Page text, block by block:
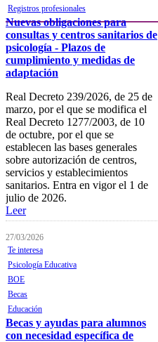
Registros profesionales
Nuevas obligaciones para
consultas y centros sanitarios de
psicología - Plazos de
cumplimiento y medidas de
adaptación
Real Decreto 239/2026, de 25 de
marzo, por el que se modifica el
Real Decreto 1277/2003, de 10
de octubre, por el que se
establecen las bases generales
sobre autorización de centros,
servicios y establecimientos
sanitarios. Entra en vigor el 1 de
julio de 2026.
Leer
27/03/2026
Te interesa
Psicología Educativa
BOE
Becas
Educación
Becas y ayudas para alumnos
con necesidad específica de